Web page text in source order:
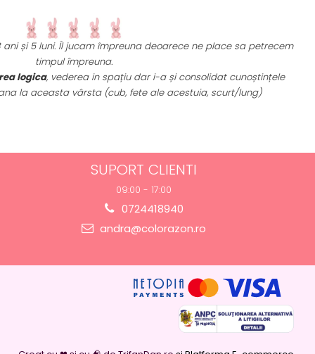
și 5 luni. Îl jucam împreuna deoarece ne place sa petrecem
timpul împreuna.
logica, vederea in spațiu dar i-a și consolidat cunoștințele
la aceasta vârsta (cub, fete ale acestuia, scurt/lung)
SUPORT CLIENTI
09:00 - 17:00
0724418940
andra@colorazon.ro